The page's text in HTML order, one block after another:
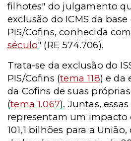
filhotes" do julgamento
exclusão do ICMS da
PIS/Cofins, conhecida
século" (RE 574.706).
Trata-se da exclusão do
PIS/Cofins (tema 118) e da
da Cofins de suas
(tema 1.067).Juntas,
representam um impacto
101,1 bilhões para a